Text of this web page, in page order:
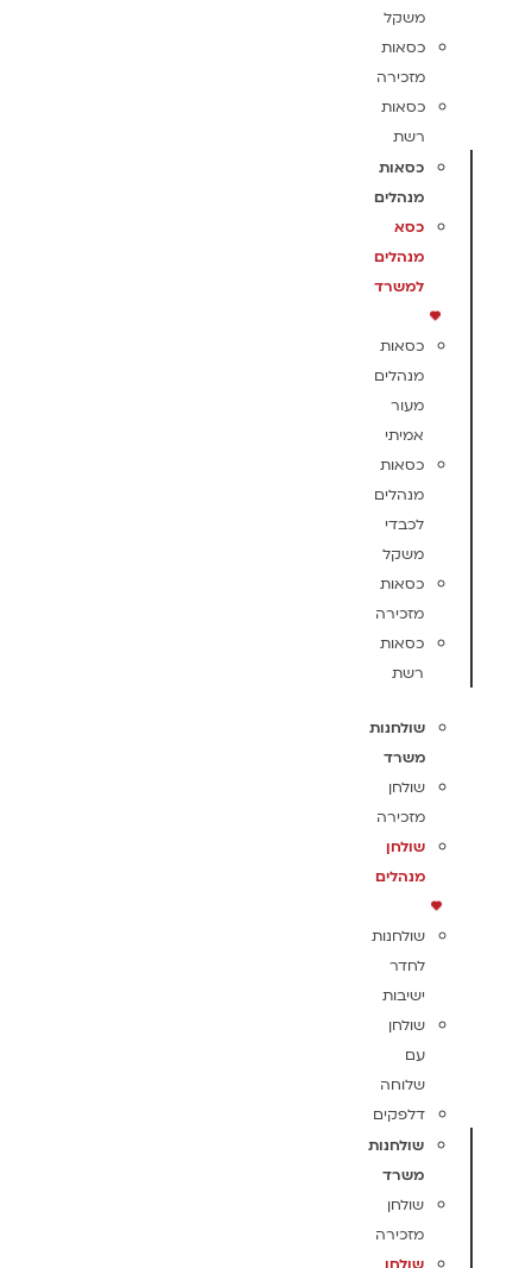
משקל
כסאות
מזכירה
כסאות
רשת
כסאות
מנהלים
כסא
מנהלים
למשרד
כסאות
מנהלים
מעור
אמיתי
כסאות
מנהלים
לכבדי
משקל
כסאות
מזכירה
כסאות
רשת
שולחנות
משרד
שולחן
מזכירה
שולחן
מנהלים
שולחנות
לחדר
ישיבות
שולחן
עם
שלוחה
דלפקים
שולחנות
משרד
שולחן
מזכירה